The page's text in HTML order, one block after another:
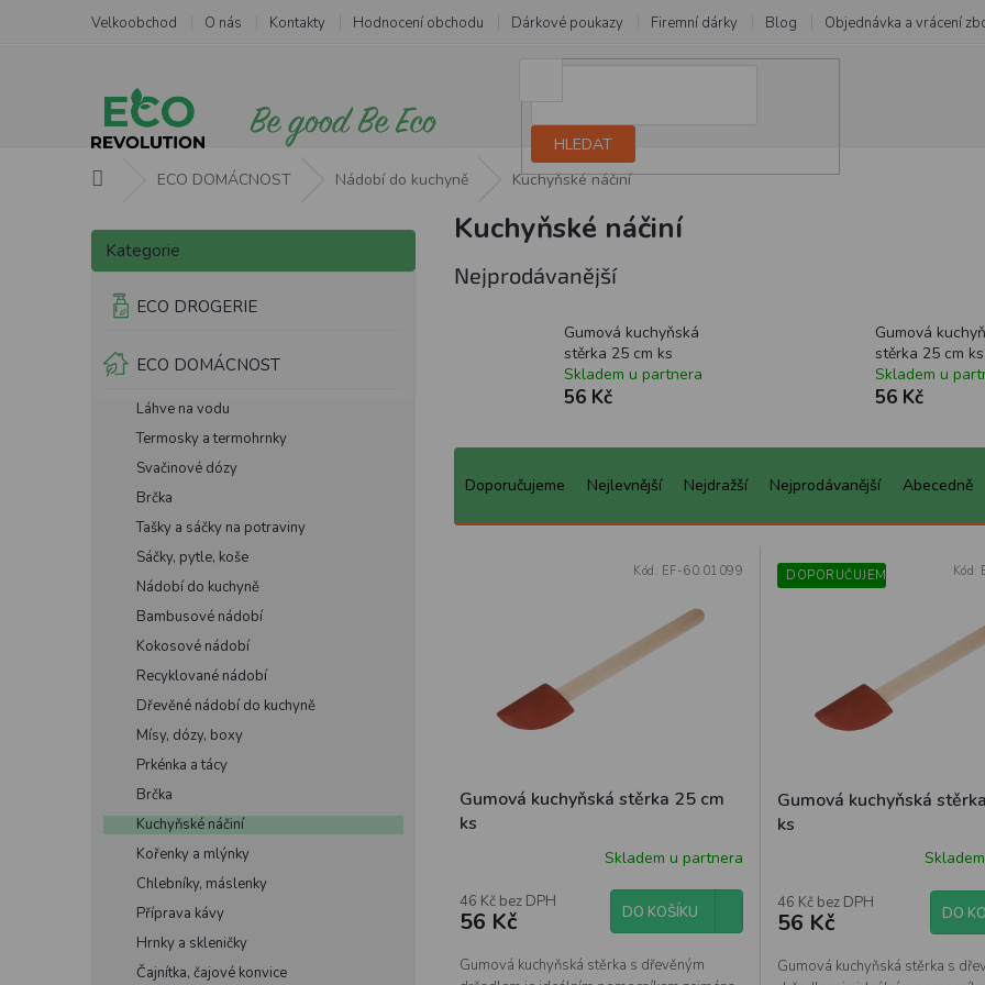
Velkoobchod O nás Kontakty Hodnocení obchodu Dárkové poukazy Firemní dárky Blog Objednávka a vrácení
HLEDAT
ECO DOMÁCNOST Nádobí do kuchyně Kuchyňské náčiní
P
s
Přeskočit
kategorie
Kategorie
ECO DROGERIE
ECO DOMÁCNOST
Láhve na vodu
Termosky a termohrnky
Svačinové dózy
Brčka
Tašky a sáčky na potraviny
Sáčky, pytle, koše
Nádobí do kuchyně
Bambusové nádobí
Kokosové nádobí
Recyklované nádobí
Dřevěné nádobí do kuchyně
Mísy, dózy, boxy
Prkénka a tácy
Brčka
Kuchyňské náčiní
Kořenky a mlýnky
Chlebníky, máslenky
Příprava kávy
Hrnky a skleničky
Čajnítka, čajové konvice
Kuchyňské náčiní
Nejprodávanější
Gumová kuchyňská
stěrka 25 cm ks
Skladem u partnera
56 Kč
Gumová
stěrka 25 cm ks
Skladem u
56 Kč
Ř
e
Doporučujeme Nejlevnější Nejdražší Nejprodávanější Abecedně
k
t
Gumová kuchyňská stěrka 25 cm
ks
Skladem u partnera
46 Kč bez DPH
56 Kč DO KOŠÍKU
Gumová kuchyňská stěrka s dřevěným
Kód: EF-60.01099 DOPORUČUJEME
Gumová kuchyňská
ks
46 Kč bez DPH
56 Kč DO
Gumová kuchyňská stěrka s
Kód: